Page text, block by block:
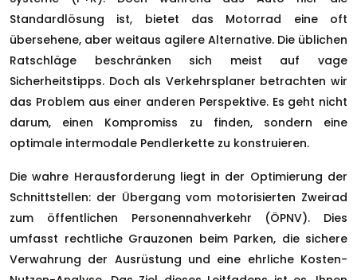
Standardlösung ist, bietet das Motorrad eine oft
übersehene, aber weitaus agilere Alternative. Die üblichen
Ratschläge beschränken sich meist auf vage
Sicherheitstipps. Doch als Verkehrsplaner betrachten wir
das Problem aus einer anderen Perspektive. Es geht nicht
darum, einen Kompromiss zu finden, sondern eine
optimale intermodale Pendlerkette zu konstruieren.
Die wahre Herausforderung liegt in der Optimierung der
Schnittstellen: der Übergang vom motorisierten Zweirad
zum öffentlichen Personennahverkehr (ÖPNV). Dies
umfasst rechtliche Grauzonen beim Parken, die sichere
Verwahrung der Ausrüstung und eine ehrliche Kosten-